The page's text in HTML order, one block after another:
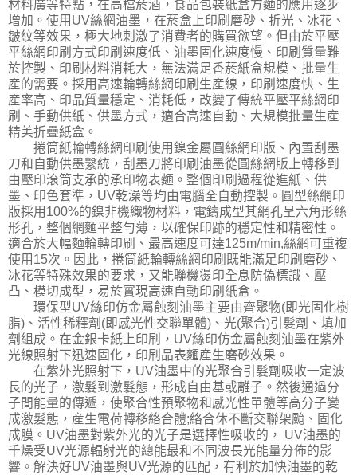
材料廣等特點，在高檔菸酒，食品包裝紙盒方麵的應用逐步
增加。使用UV絲網油墨，在菸盒上印刷磨砂、折光、冰花、
皺紋等效果，極大地刺激了消費者的購買欲望。但由於平壓
平絲網印刷方式印刷速度低、油墨固化速度慢、印刷質量難
於控製、印刷材料消耗大，無法滿足香菸紙盒規模、批量生
産的需要。採用高速輪轉絲網印刷生産線，印刷速度快、生
産率高、印品質量穩定、消耗低，改變了傳統平壓平絲網印
刷、手動供紙、供墨方式，適合高速自動、大規模批量生産
精美折疊紙盒。
捲筒紙輪轉絲網印刷使用鎳金屬圓絲網印版、內置刮墨
刀和自動供墨繫統，刮墨刀將印刷油墨從圓絲網版上轉移到
由壓印滾筒支承的承印物表麵。整個印刷過程從進紙、供
墨、印色套準，UV乾澡等均由電腦全自動控製。圓型絲網印
版採用100%的鎳非機織物材料，電鑄成型其網孔呈六角形絲
形孔，整個網麵平整勻薄，以確保印跡的穩定性和精密性。
適合於大幅麵輪轉印刷、最高速度可達125m/min,絲網可重複
使用15次。因此，捲筒紙輪轉絲網印刷既能滿足印刷磨砂、
冰花等特殊效果的要求，又能聯機燙印全息防偽標識、壓
凸、模切成型，易於實現高速自動印刷紙盒。
環保型UV絲印仿金屬蝕刻油墨主要由齊聚物(即光固化樹
脂)、活性稀釋劑(即感光性交聯單體)、光(聚合)引髮劑、填加
劑組成。在金銀卡紙上印刷，UV絲印仿金屬蝕刻油墨在紫外
光線照射下迅速固化，印刷品表麵産生磨砂效果。
在紫外光照射下，UV油墨中的光聚合引髮劑吸收一定波
長的光子，激髮到激髮態，形成自由基或離子。然後通過分
子間能量的傳遞，使聚合性預聚物和感光性單體等高分子變
成激髮態，産生電荷轉移絡合體;絡合休不斷交聯架颱、固化
成膜。UV油墨對紫外光的光子是選擇性吸收的， UV油墨的
千燥受UV光源輻射光的總能最和不同波長光能量分佈的影
響。解決好UV油墨與UV光源的匹配，有利於加快油墨的乾